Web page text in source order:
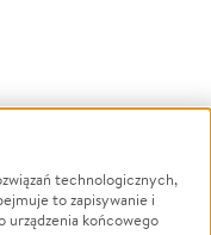
Powódź
Wichura
technologicznych,
to zapisywanie i
urządzenia końcowego